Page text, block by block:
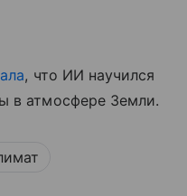
, что ИИ научился
в атмосфере Земли.